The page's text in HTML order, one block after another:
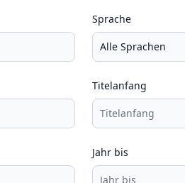
Sprache
Titelanfang
Jahr bis